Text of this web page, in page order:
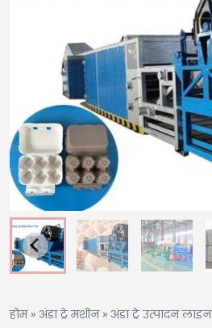
होम» अंडा ट्रे मशीन» अंडा ट्रे उत्पादन लाइन